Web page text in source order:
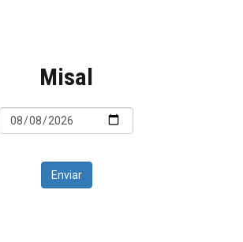
Misal
Enviar